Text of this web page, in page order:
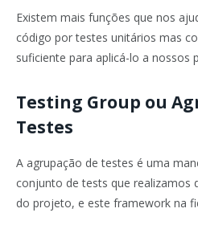
Existem mais funções que nos
código por testes unitários mas
suficiente para aplicá-lo a nossos
Testing Group ou
Testes
A agrupação de testes é uma
conjunto de tests que realizamos
do projeto, e este framework na